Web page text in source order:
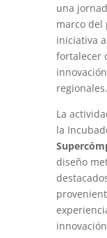
una
marco del
iniciativa
fortalecer
regionales.
La
la
diseño